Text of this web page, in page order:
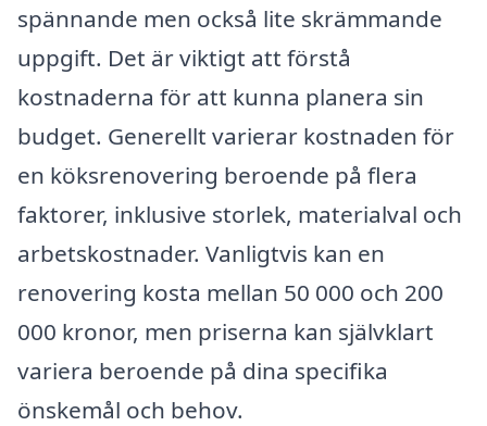
spännande men också lite skrämmande
uppgift. Det är viktigt att förstå
kostnaderna för att kunna planera sin
budget. Generellt varierar kostnaden för
en köksrenovering beroende på flera
faktorer, inklusive storlek, materialval och
arbetskostnader. Vanligtvis kan en
renovering kosta mellan 50 000 och 200
000 kronor, men priserna kan självklart
variera beroende på dina specifika
önskemål och behov.